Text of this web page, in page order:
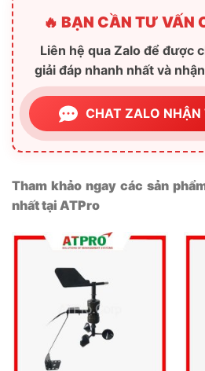
🔥 BẠN CẦN TƯ VẤN
Liên hệ qua Zalo để được
giải đáp nhanh nhất và
CHAT ZALO NHẬN
Tham khảo ngay các sản
nhất tại ATPro